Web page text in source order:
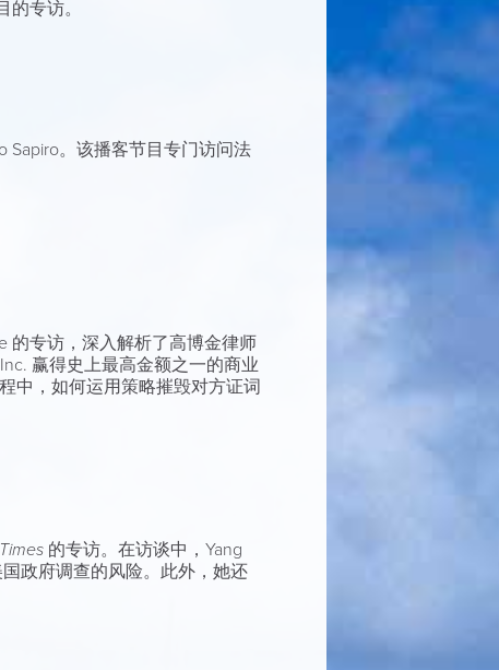
专访。
Sapiro。该播客节目专门访问法
的专访，深入解析了高博金律师
赢得史上最高金额之一的商业
中，如何运用策略摧毁对方证词
的专访。在访谈中，Yang
政府调查的风险。此外，她还